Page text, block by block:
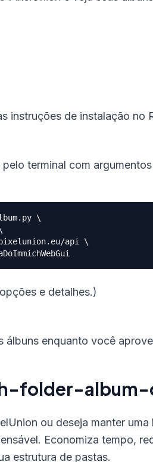
instruções de instalação no
terminal com
api
e detalhes.)
álbuns enquanto você
folder-
ou deseja manter
Economiza tempo,
estrutura de pastas.